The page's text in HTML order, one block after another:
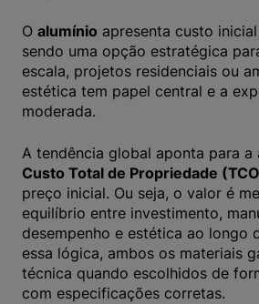
O alumínio apresenta custo
sendo uma opção estratégica
escala, projetos residenciais ou
estética tem papel central e a
moderada.
A tendência global aponta para a
Custo Total de Propriedade
preço inicial. Ou seja, o valor é
equilíbrio entre investimento,
desempenho e estética ao longo
essa lógica, ambos os materiais
técnica quando escolhidos de
com especificações corretas.